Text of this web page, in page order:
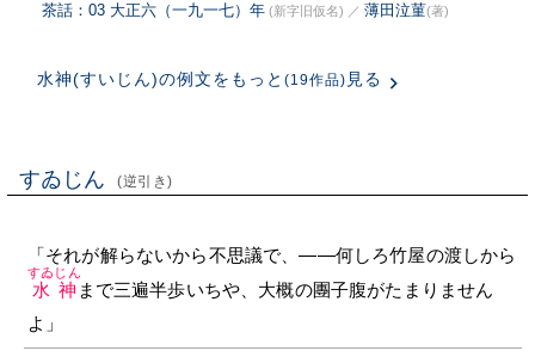
茶話：03 大正六（一九一七）年 (新字旧仮名) ／ 薄田泣菫(著)
水神(すいじん)の例文をもっと (19作品) 見る
すゐじん (逆引き)
「それが解らないから不思議で、——何しろ竹屋の渡しから
水神
すゐじん
まで三遍半歩いちや、大概の團子腹がたまりません
よ」